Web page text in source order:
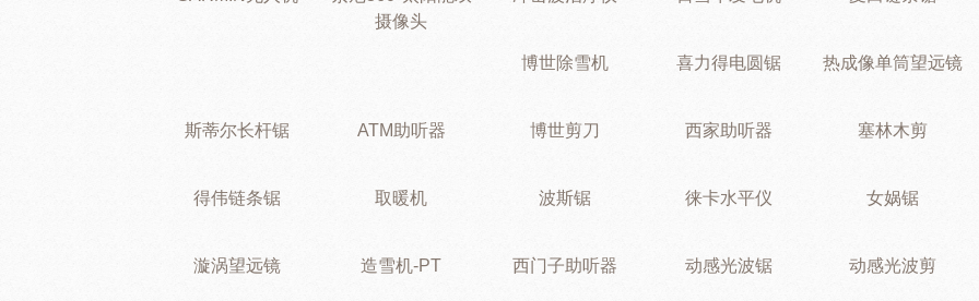
摄像头
博世除雪机 喜力得电圆锯 热成像单筒望远镜
斯蒂尔长杆锯 ATM助听器 博世剪刀 西家助听器 塞林木剪
得伟链条锯 取暖机 波斯锯 徕卡水平仪 女娲锯
漩涡望远镜 造雪机-PT 西门子助听器 动感光波锯 动感光波剪